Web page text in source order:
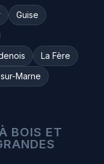
Guise
La Fère
Marne
BOIS ET